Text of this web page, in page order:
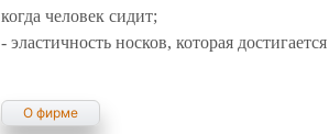
когда человек сидит;
- эластичность носков, которая
О фирме